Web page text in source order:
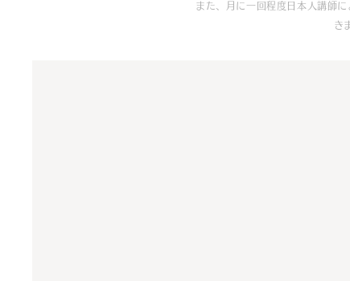
また、月に一回程度日本人講師
き